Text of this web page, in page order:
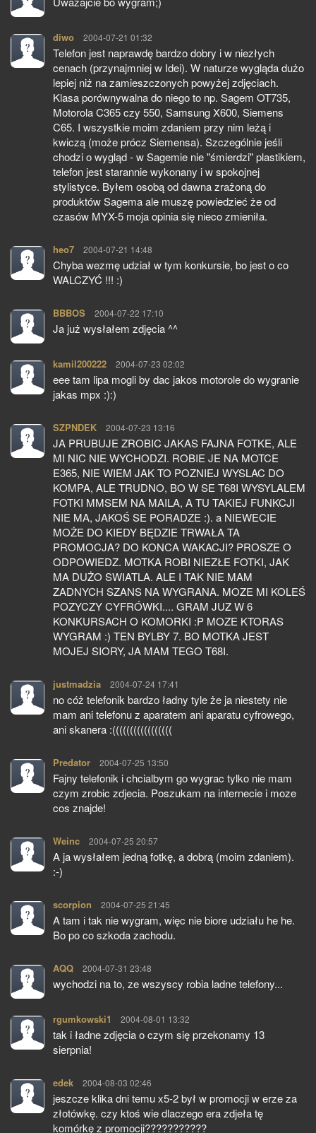
diwo pisze:
2004-07-21 01:32
Telefon jest naprawdę bardzo dobry i w niezłych
cenach (przynajmniej w Idei). W naturze wygląda dużo
lepiej niż na zamieszczonych powyżej zdjęciach.
Klasa porównywalna do niego to np. Sagem OT735,
Motorola C365 czy 550, Samsung X600, Siemens
C65. I wszystkie moim zdaniem przy nim leżą i
kwiczą (może prócz Siemensa). Szczególnie jeśli
chodzi o wygląd - w Sagemie nie "śmierdzi" plastikiem,
telefon jest starannie wykonany i w spokojnej
stylistyce. Byłem osobą od dawna zrażoną do
produktów Sagema ale muszę powiedzieć że od
czasów MYX-5 moja opinia się nieco zmieniła.
heo7 pisze:
2004-07-21 14:48
Chyba wezmę udział w tym konkursie, bo jest o co
WALCZYĆ !!! :)
BBBOS pisze:
2004-07-22 17:10
Ja już wysłałem zdjęcia ^^
kamil200222 pisze:
2004-07-23 02:02
eee tam lipa mogli by dac jakos motorole do wygranie
jakas mpx :):)
SZPNDEK pisze:
2004-07-23 13:16
JA PRUBUJE ZROBIC JAKAS FAJNA FOTKE, ALE
MI NIC NIE WYCHODZI. ROBIE JE NA MOTCE
E365, NIE WIEM JAK TO POZNIEJ WYSLAC DO
KOMPA, ALE TRUDNO, BO W SE T68I WYSYLALEM
FOTKI MMSEM NA MAILA, A TU TAKIEJ FUNKCJI
NIE MA, JAKOŚ SE PORADZE :). a NIEWECIE
MOŻE DO KIEDY BĘDZIE TRWAŁA TA
PROMOCJA? DO KONCA WAKACJI? PROSZE O
ODPOWIEDZ. MOTKA ROBI NIEZŁE FOTKI, JAK
MA DUŻO SWIATLA. ALE I TAK NIE MAM
ZADNYCH SZANS NA WYGRANA. MOZE MI KOLEŚ
POZYCZY CYFRÓWKI.... GRAM JUZ W 6
KONKURSACH O KOMORKI :P MOZE KTORAS
WYGRAM :) TEN BYLBY 7. BO MOTKA JEST
MOJEJ SIORY, JA MAM TEGO T68I.
justmadzia pisze:
2004-07-24 17:41
no cóż telefonik bardzo ładny tyle że ja niestety nie
mam ani telefonu z aparatem ani aparatu cyfrowego,
ani skanera :(((((((((((((((((
Predator pisze:
2004-07-25 13:50
Fajny telefonik i chcialbym go wygrac tylko nie mam
czym zrobic zdjecia. Poszukam na internecie i moze
cos znajde!
Weinc pisze:
2004-07-25 20:57
A ja wysłałem jedną fotkę, a dobrą (moim zdaniem).
:-)
scorpion pisze:
2004-07-25 21:45
A tam i tak nie wygram, więc nie biore udziału he he.
Bo po co szkoda zachodu.
AQQ pisze:
2004-07-31 23:48
wychodzi na to, ze wszyscy robia ladne telefony...
rgumkowski1 pisze:
2004-08-01 13:32
tak i ładne zdjęcia o czym się przekonamy 13
sierpnia!
edek pisze:
2004-08-03 02:46
jeszcze klika dni temu x5-2 był w promocji w erze za
złotówkę. czy ktoś wie dlaczego era zdjeła tę
komórkę z promocji???????????